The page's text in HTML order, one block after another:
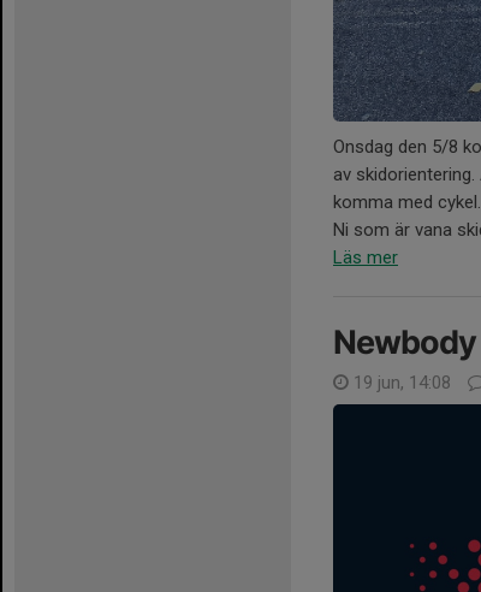
Onsdag den 5/8
av
komma med cykel.
Ni som är vana
Läs mer
19 jun, 14:08